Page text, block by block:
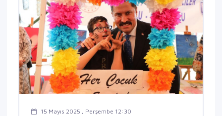
15 Mayıs 2025 , Perşembe 12:30